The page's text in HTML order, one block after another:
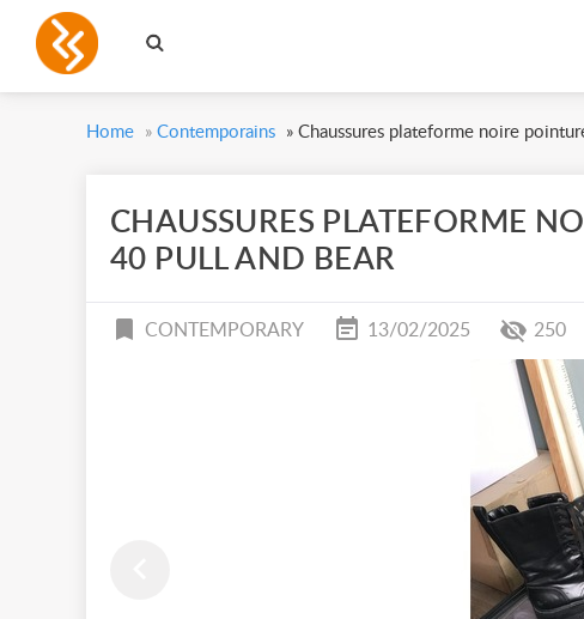
Home » Contemporains » Chaussures plateforme noire
CHAUSSURES PLATEFORME
40 PULL AND BEAR
CONTEMPORARY 13/02/2025 250